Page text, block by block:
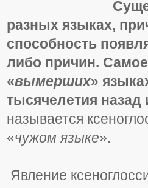
разных языках,
способность
либо причин. Самое
«вымерших»
тысячелетия
называется
«чужом языке».
Явление